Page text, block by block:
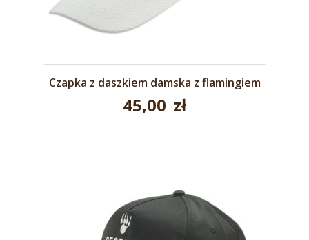
Czapka z daszkiem damska z flamingiem
45,00 zł